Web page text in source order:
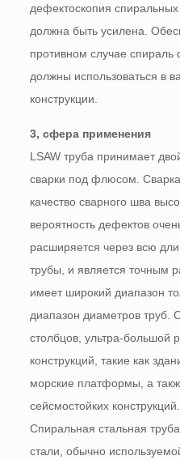
дефектоскопия
должна быть усилена.
противном случае
должны использоваться в
конструкции.
3, сфера применения
LSAW труба принимает
сварки под флюсом. Сварка
качество сварного шва
вероятность дефектов
расширяется через всю
трубы, и является точным
имеет широкий диапазон
диапазон диаметров труб.
столбцов, ультра-большой
конструкций, такие как
морские платформы, а
сейсмостойких
Спиральная стальная
стали, обычно